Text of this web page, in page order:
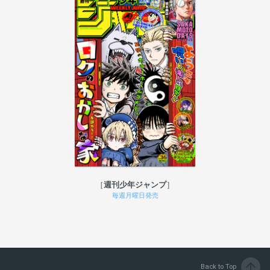
週刊少年ジャンプ
毎週月曜日発売
Back to Top